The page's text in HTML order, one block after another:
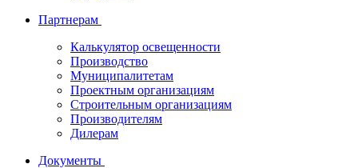
Партнерам
Калькулятор освещенности
Производство
Муниципалитетам
Проектным организациям
Строительным организациям
Производителям
Дилерам
Документы